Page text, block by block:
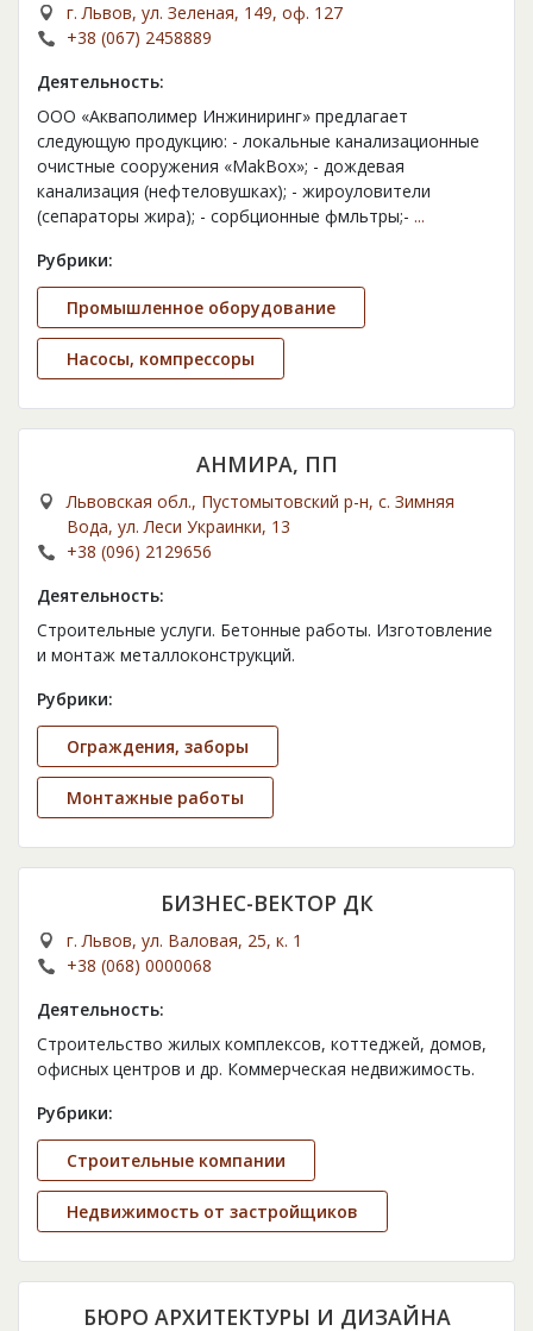
г. Львов, ул. Зеленая, 149, оф. 127
+38 (067) 2458889
Деятельность:
ООО «Акваполимер Инжиниринг» предлагает
следующую продукцию: - локальные канализационные
очистные сооружения «MakBox»; - дождевая
канализация (нефтеловушках); - жироуловители
(сепараторы жира); - сорбционные фмльтры;- ...
Рубрики:
Промышленное оборудование
Насосы, компрессоры
АНМИРА, ПП
Львовская обл., Пустомытовский р-н, с. Зимняя
Вода, ул. Леси Украинки, 13
+38 (096) 2129656
Деятельность:
Строительные услуги. Бетонные работы. Изготовление
и монтаж металлоконструкций.
Рубрики:
Ограждения, заборы
Монтажные работы
БИЗНЕС-ВЕКТОР ДК
г. Львов, ул. Валовая, 25, к. 1
+38 (068) 0000068
Деятельность:
Строительство жилых комплексов, коттеджей, домов,
офисных центров и др. Коммерческая недвижимость.
Рубрики:
Строительные компании
Недвижимость от застройщиков
БЮРО АРХИТЕКТУРЫ И ДИЗАЙНА